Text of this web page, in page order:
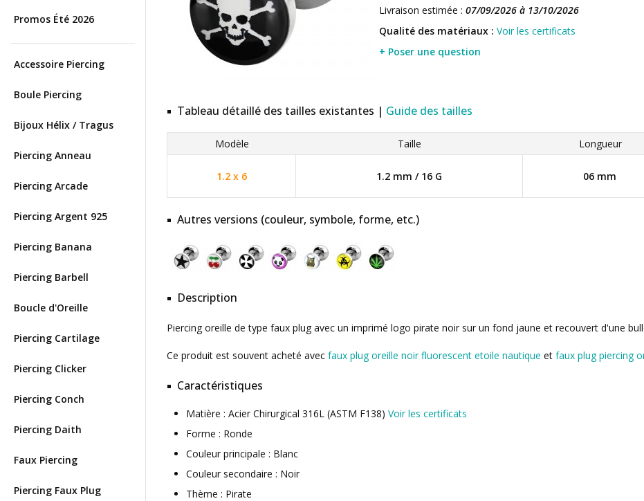
Promos Été 2026
Accessoire Piercing
Boule Piercing
Bijoux Hélix / Tragus
Piercing Anneau
Piercing Arcade
Piercing Argent 925
Piercing Banana
Piercing Barbell
Boucle d'Oreille
Piercing Cartilage
Piercing Clicker
Piercing Conch
Piercing Daith
Faux Piercing
Piercing Faux Plug
Livraison estimée : 07/09/2026 à 13/10/2026
Qualité des matériaux : Voir les certificats
+ Poser une question
Tableau détaillé des tailles existantes | Guide des tailles
Modèle Taille Longueur
1.2 x 6 1.2 mm / 16 G 06 mm
Autres versions (couleur, symbole, forme, etc.)
Description
Piercing oreille de type faux plug avec un imprimé logo pirate noir sur un fond jaune et recouvert d'une
Ce produit est souvent acheté avec faux plug oreille noir fluorescent etoile nautique et faux plug piercing
Caractéristiques
Matière : Acier Chirurgical 316L (ASTM F138) Voir les certificats
Forme : Ronde
Couleur principale : Blanc
Couleur secondaire : Noir
Thème : Pirate